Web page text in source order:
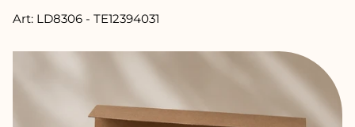
Art: LD8306 - TE12394031